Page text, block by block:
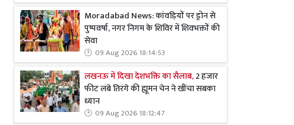
Moradabad News: कांवड़ियों पर ड्रोन से
पुष्पवर्षा, नगर निगम के शिविर में शिवभक्तों की
सेवा
09 Aug 2026 18:14:53
लखनऊ में दिखा देशभक्ति का सैलाब,2 हजार
फीट लंबे तिरंगे की ह्यूमन चेन ने खींचा सबका
ध्यान
09 Aug 2026 18:12:47